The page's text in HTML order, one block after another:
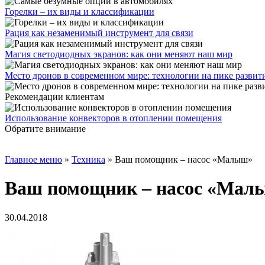
Горелки – их виды и классификации
Рация как незаменимый инструмент для связи
Магия светодиодных экранов: как они меняют наш мир
Место дронов в современном мире: технологии на пике
Рекомендации клиентам
Использование конвекторов в отоплении помещения
Обратите внимание
Главное меню » Техника » Ваш помощник ‒ насос «Малыш»
Ваш помощник ‒ насос
30.04.2018